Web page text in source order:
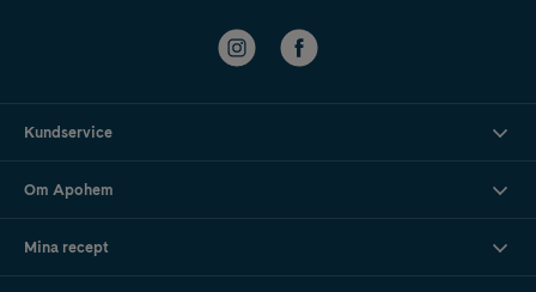
Kundservice
Om Apohem
Mina recept